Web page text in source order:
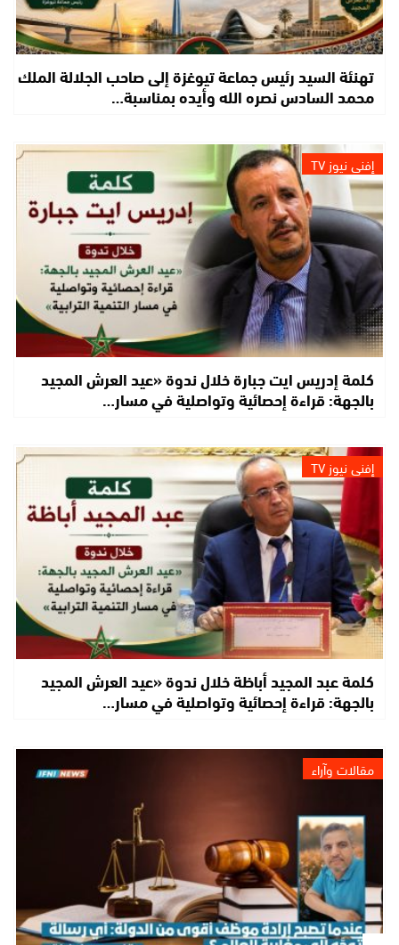
تهنئة السيد رئيس جماعة تيوغزة إلى صاحب الجلالة الملك
محمد السادس نصره الله وأيده بمناسبة…
إفني نيوز TV
كلمة إدريس ايت جبارة خلال ندوة «عيد العرش المجيد
بالجهة: قراءة إحصائية وتواصلية في مسار…
إفني نيوز TV
كلمة عبد المجيد أباظة خلال ندوة «عيد العرش المجيد
بالجهة: قراءة إحصائية وتواصلية في مسار…
مقالات وآراء